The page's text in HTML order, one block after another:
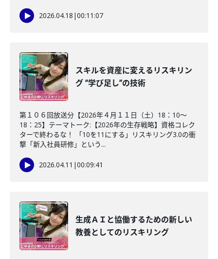
2026.04.18 |00:11:07
スキルを資産に変えるリスキリン
グ ”学び足し”の技術
第１０６回放送分【2026年４月１１日（土）18：10～
18：25】テーマトーク:【2026年の生存戦略】資格コレク
ターで終わるな！ 「10を11にする」リスキリング3.0の衝
撃「新入社員研修」という...
2026.04.11 |00:09:41
生成ＡＩと協働するための新しい
教養としてのリスキリング